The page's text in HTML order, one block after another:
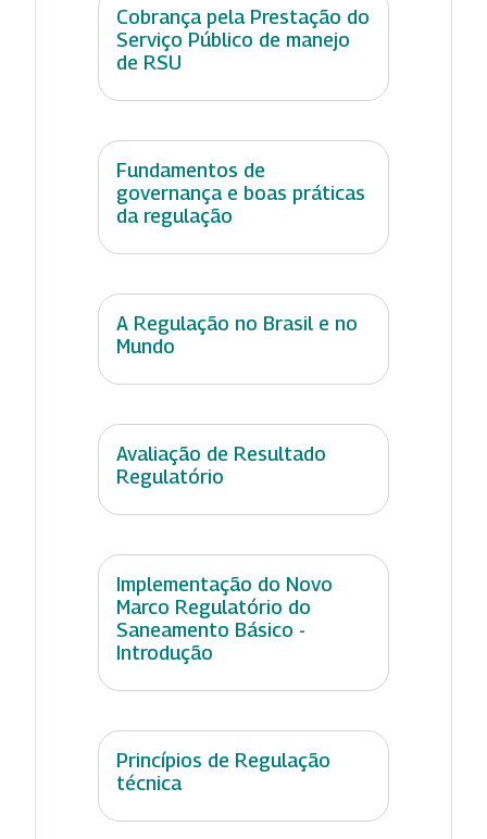
Cobrança pela Prestação do
Serviço Público de manejo
de RSU
Fundamentos de
governança e boas práticas
da regulação
A Regulação no Brasil e no
Mundo
Avaliação de Resultado
Regulatório
Implementação do Novo
Marco Regulatório do
Saneamento Básico -
Introdução
Princípios de Regulação
técnica